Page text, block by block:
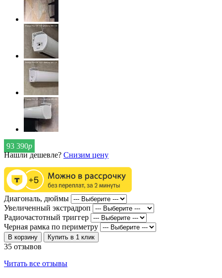
93 390р
Нашли дешевле? Снизим цену
Диагональ, дюймы
Увеличенный экстрадроп
Радиочастотный триггер
Черная рамка по периметру
В корзину Купить в 1 клик
35 отзывов
Читать все отзывы